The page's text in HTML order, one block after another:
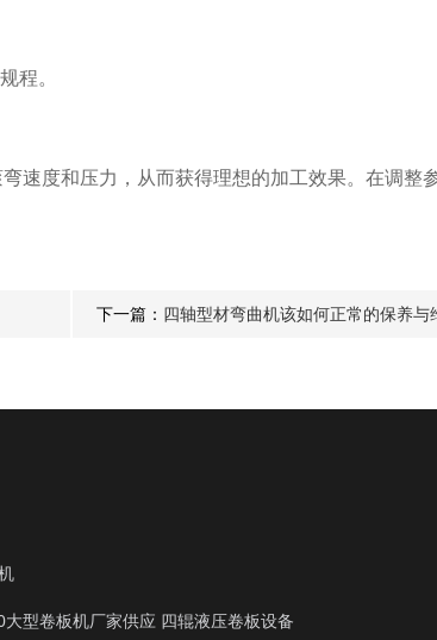
程。
度和压力，从而获得理想的加工效果。在调整
下一篇： 四轴型材弯曲机该如何正常的保养与
型卷板机厂家供应 四辊液压卷板设备